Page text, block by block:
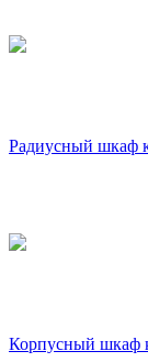
Радиусный шкаф
Корпусный шкаф